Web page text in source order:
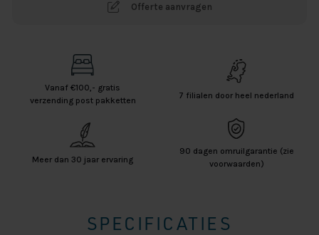
Offerte aanvragen
Vanaf €100,- gratis
verzending post pakketten
7 filialen door heel nederland
Meer dan 30 jaar ervaring
90 dagen omruilgarantie (zie
voorwaarden)
SPECIFICATIES